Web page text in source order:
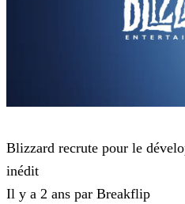
Blizzard recrute pour le
inédit
Il y a 2 ans par Breakflip